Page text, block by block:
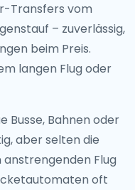
Transfers vom
– zuverlässig,
beim Preis.
langen Flug oder
Busse, Bahnen oder
aber selten die
anstrengenden Flug
oft